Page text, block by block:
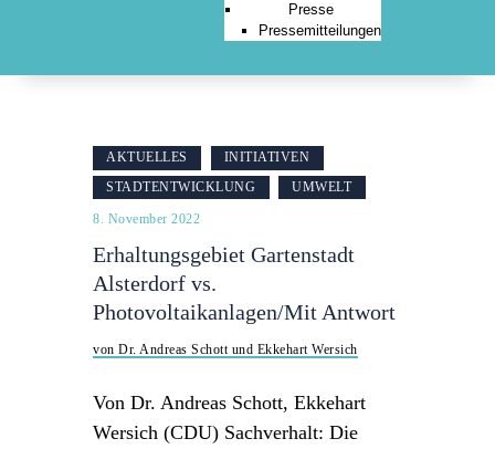
Presse
Pressemitteilungen
NORDAKTUELL
PRESSE
AKTUELLES
INITIATIVEN
STADTENTWICKLUNG
UMWELT
8. November 2022
Erhaltungsgebiet Gartenstadt
Alsterdorf vs.
Photovoltaikanlagen/Mit Antwort
von Dr. Andreas Schott und Ekkehart Wersich
Von Dr. Andreas Schott, Ekkehart
Wersich (CDU) Sachverhalt: Die